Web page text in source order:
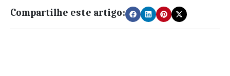
Compartilhe este artigo: